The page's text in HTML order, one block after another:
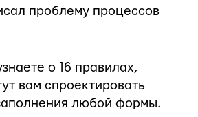
проблему процессов
о 16 правилах,
вам спроектировать
любой формы.